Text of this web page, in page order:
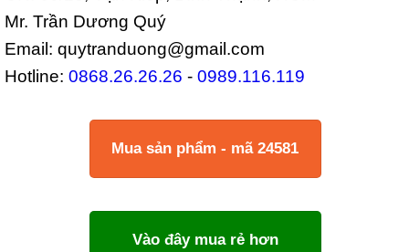
Mr. Trần Dương Quý
Email: quytranduong@gmail.com
Hotline: 0868.26.26.26 - 0989.116.119
Mua sản phẩm - mã 24581
Vào đây mua rẻ hơn